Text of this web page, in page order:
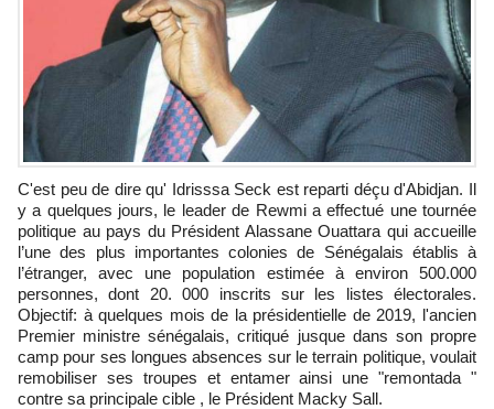
C'est peu de dire qu' Idrisssa Seck est reparti déçu d'Abidjan. Il
y a quelques jours, le leader de Rewmi a effectué une tournée
politique au pays du Président Alassane Ouattara qui accueille
l’une des plus importantes colonies de Sénégalais établis à
l’étranger, avec une population estimée à environ 500.000
personnes, dont 20. 000 inscrits sur les listes électorales.
Objectif: à quelques mois de la présidentielle de 2019, l'ancien
Premier ministre sénégalais, critiqué jusque dans son propre
camp pour ses longues absences sur le terrain politique, voulait
remobiliser ses troupes et entamer ainsi une "remontada "
contre sa principale cible , le Président Macky Sall.